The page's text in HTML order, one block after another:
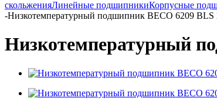
скольженияЛинейные подшипникиКорпусные
-Низкотемпературный подшипник BECO 6209 BLS
Низкотемпературный